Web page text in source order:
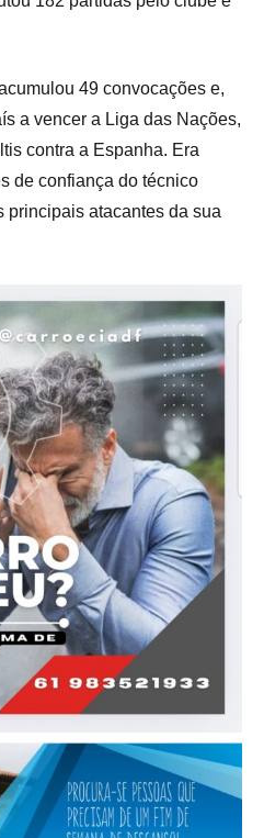
49 convocações e,
a vencer a Liga das Nações,
contra a Espanha. Era
de confiança do técnico
principais atacantes da sua